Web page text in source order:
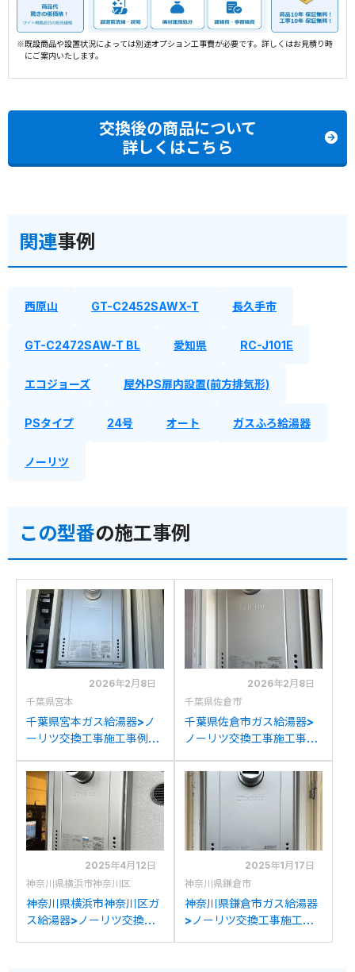
※既設商品や設置状況によっては別途オプション工事費が必要です。詳しくはお見積り時
にご案内いたします。
交換後の商品について
詳しくはこちら
関連事例
西原山 GT-C2452SAWX-T 長久手市
GT-C2472SAW-T BL 愛知県 RC-J101E
エコジョーズ 屋外PS扉内設置(前方排気形)
PSタイプ 24号 オート ガスふろ給湯器
ノーリツ
この型番の施工事例
2026年2月8日
千葉県宮本
千葉県宮本ガス給湯器>ノ
ーリツ交換工事施工事例：
C2452SAWX-T-2からノ
ーリツGT-C2472SAW-T
BLへの交換
2026年2月8日
千葉県佐倉市
千葉県佐倉市ガス給湯器>
ノーリツ交換工事施工事
C2432SAWX-Tからノー
リツGT-C2472SAW-T
BLへの交換
2025年4月12日
神奈川県横浜市神奈川区
神奈川県横浜市神奈川区ガ
ス給湯器>ノーリツ交換工
2025年1月17日
神奈川県鎌倉市
神奈川県鎌倉市ガス給湯器
>ノーリツ交換工事施工事